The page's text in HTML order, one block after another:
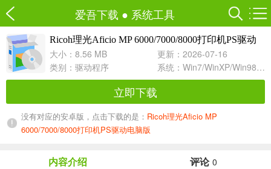
爱吾下载 ● 系统工具
Ricoh理光Aficio MP 6000/7000/8000打印机PS驱动
3.10.0.0 For WinXP/Vista/7/2003
大小：8.56 MB
更新：2026-07-16
类别： 驱动程序 系统：Win7/WinXP/Win98/Win8/Win10兼容软件
立即下载
没有对应的安卓版，点击下载的是： Ricoh理光Aficio MP
6000/7000/8000打印机PS驱动电脑版
内容介绍 评论 0